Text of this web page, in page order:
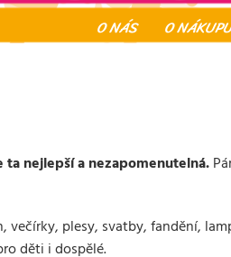
O NÁS O NÁKUPU
nejlepší a nezapomenutelná.
večírky, plesy, svatby, fandění,
děti i dospělé.